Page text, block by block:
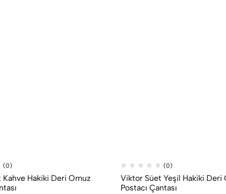
(0)
Hakiki Deri Omuz
(0)
Viktor Süet Yeşil Hakiki Deri
Postacı Çantası